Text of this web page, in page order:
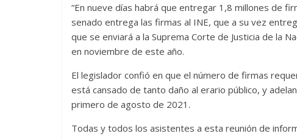
“En nueve días habrá que entregar 1,8 millones de
senado entrega las firmas al INE, que a su vez
que se enviará a la Suprema Corte de Justicia de la
en noviembre de este año.
El legislador confió en que el número de firmas
está cansado de tanto daño al erario público, y
primero de agosto de 2021.
Todas y todos los asistentes a esta reunión de